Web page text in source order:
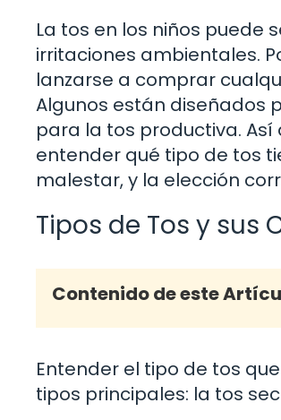
La tos en los niños puede
irritaciones ambientales.
lanzarse a comprar
Algunos están diseñados
para la tos productiva.
entender qué tipo de tos
malestar, y la elección
Tipos de Tos y sus
Contenido de este
Entender el tipo de tos
tipos principales: la tos